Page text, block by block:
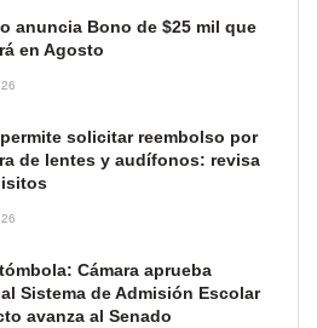
anuncia Bono de $25 mil que
en Agosto
solicitar reembolso por
de lentes y audífonos: revisa
Cámara aprueba
Sistema de Admisión Escolar
avanza al Senado